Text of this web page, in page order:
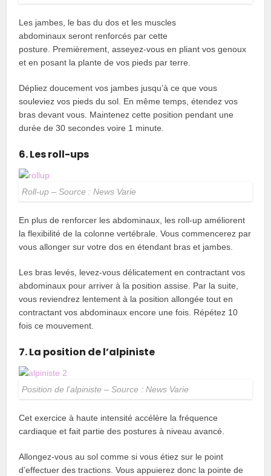
Les jambes, le bas du dos et les muscles
abdominaux seront renforcés par cette
posture. Premièrement, asseyez-vous en pliant vos genoux
et en posant la plante de vos pieds par terre.
Dépliez doucement vos jambes jusqu’à ce que vous
souleviez vos pieds du sol. En même temps, étendez vos
bras devant vous. Maintenez cette position pendant une
durée de 30 secondes voire 1 minute.
6. Les roll-ups
Roll-up – Source : News Varie
En plus de renforcer les abdominaux, les roll-up améliorent
la flexibilité de la colonne vertébrale. Vous commencerez par
vous allonger sur votre dos en étendant bras et jambes.
Les bras levés, levez-vous délicatement en contractant vos
abdominaux pour arriver à la position assise. Par la suite,
vous reviendrez lentement à la position allongée tout en
contractant vos abdominaux encore une fois. Répétez 10
fois ce mouvement.
7. La position de l’alpiniste
Position de l’alpiniste – Source : News Varie
Cet exercice à haute intensité accélère la fréquence
cardiaque et fait partie des postures à niveau avancé.
Allongez-vous au sol comme si vous étiez sur le point
d’effectuer des tractions. Vous appuierez donc la pointe de